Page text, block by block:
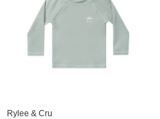
Rylee & Cru